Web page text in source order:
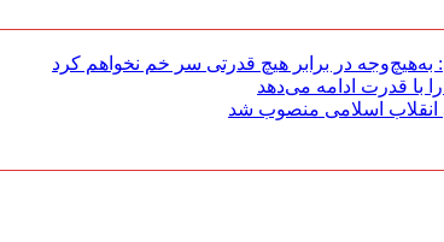
در برابر هیچ قدرتی سر خم نخواهم کرد
با قدرت ادامه می‌دهد
انقلاب اسلامی منصوب شد